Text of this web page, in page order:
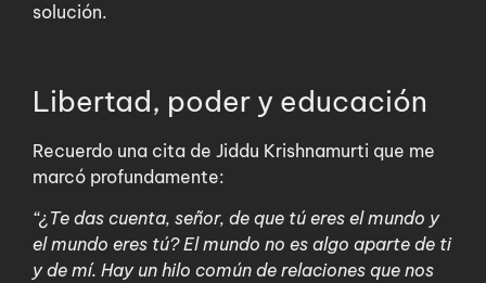
solución.
Libertad, poder y educación
Recuerdo una cita de Jiddu Krishnamurti que me
marcó profundamente:
“¿Te das cuenta, señor, de que tú eres el mundo y
el mundo eres tú? El mundo no es algo aparte de ti
y de mí. Hay un hilo común de relaciones que nos